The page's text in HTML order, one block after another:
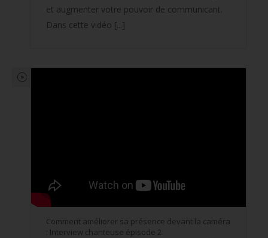
et augmenter votre pouvoir de communicant.
Dans cette vidéo [...]
Comment améliorer sa présence devant la caméra
: Interview chanteuse épisode 2